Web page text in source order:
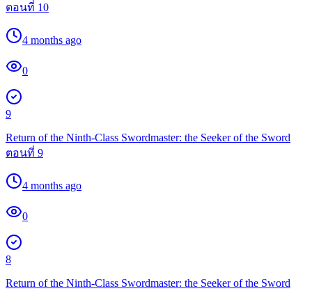
ตอนที่ 10
4 months ago
0
9
Return of the Ninth-Class Swordmaster: the Seeker of the Sword
ตอนที่ 9
4 months ago
0
8
Return of the Ninth-Class Swordmaster: the Seeker of the Sword